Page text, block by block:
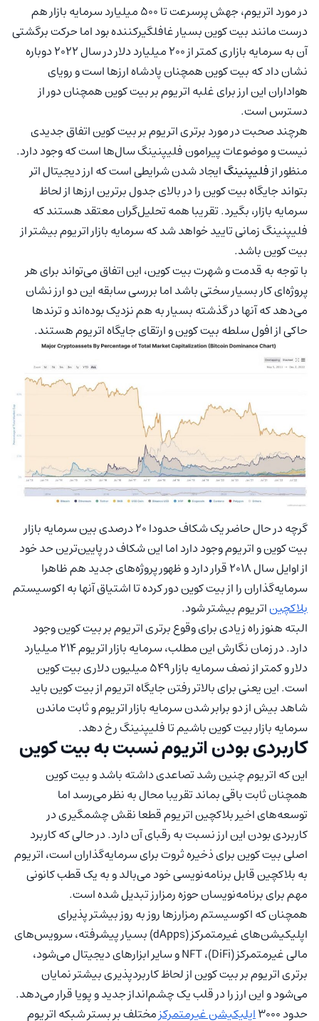
در مورد اتریوم، جهش پرسرعت تا ۵۰۰ میلیارد سرمایه بازار هم
درست مانند بیت کوین بسیار غافلگیرکننده بود اما حرکت برگشتی
آن به سرمایه بازاری کمتر از ۲۰۰ میلیارد دلار در سال ۲۰۲۲ دوباره
نشان داد که بیت کوین همچنان پادشاه ارزها است و رویای
هواداران این ارز برای غلبه اتریوم بر بیت کوین همچنان دور از
دسترس است.
هرچند صحبت در مورد برتری اتریوم بر بیت کوین اتفاق جدیدی
نیست و موضوعات پیرامون فلیپنینگ سال‌ها است که وجود دارد.
منظور ازفلیپنینگایجاد شدن شرایطی است که ارز دیجیتال اتر
بتواند جایگاه بیت کوین را در بالای جدول برترین ارزها از لحاظ
سرمایه بازار، بگیرد. تقریبا همه تحلیل‌گران معتقد هستند که
فلیپنینگ زمانی تایید خواهد شد که سرمایه بازار اتریوم بیشتر از
بیت کوین باشد.
با توجه به قدمت و شهرت بیت کوین، این اتفاق می‌تواند برای هر
پروژه‌ای کار بسیار سختی باشد اما بررسی سابقه این دو ارز نشان
می‌دهد که آنها در گذشته بسیار به هم نزدیک بوده‌اند و ترندها
حاکی از افول سلطه بیت کوین و ارتقای جایگاه اتریوم هستند.
گرچه در حال حاضر یک شکاف حدودا ۲۰ درصدی بین سرمایه بازار
بیت کوین و اتریوم وجود دارد اما این شکاف در پایین‌‌ترین حد خود
از اوایل سال ۲۰۱۸ قرار دارد و ظهور پروژه‌های جدید هم ظاهرا
سرمایه‌گذاران را از بیت کوین دور کرده تا اشتیاق آنها به اکوسیستم
بلاکچیناتریوم بیشتر شود.
البته هنوز راه زیادی برای وقوع برتری اتریوم بر بیت کوین وجود
دارد. در زمان نگارش این مطلب، سرمایه بازار اتریوم ۲۱۴ میلیارد
دلار و کمتر از نصف سرمایه بازار ۵۴۹ میلیون دلاری بیت کوین
است. این یعنی برای بالاتر رفتن جایگاه اتریوم از بیت کوین باید
شاهد بیش از دو برابر شدن سرمایه بازار اتریوم و ثابت ماندن
سرمایه بازار بیت کوین باشیم تا فلیپنینگ رخ دهد.
کاربردی بودن اتریوم نسبت به بیت کوین
این که اتریوم چنین رشد تصاعدی داشته باشد و بیت کوین
همچنان ثابت باقی بماند تقریبا محال به نظر می‌رسد اما
توسعه‌های اخیر بلاکچین اتریوم قطعا نقش چشمگیری در
کاربردی بودن این ارز نسبت به رقبای آن دارد. در حالی که کاربرد
اصلی بیت کوین برای ذخیره ثروت برای سرمایه‌گذاران است، اتریوم
به بلاکچین قابل برنامه‌نویسی خود می‌بالد و به یک قطب کانونی
مهم برای برنامه‌نویسان حوزه رمزارز تبدیل شده است.
همچنان که اکوسیستم رمزارزها روز به روز بیشتر پذیرای
اپلیکیشن‌های غیرمتمرکز (dApps) بسیار پیشرفته، سرویس‌های
مالی غیرمتمرکز (DiFi)، NFT و سایر ابزارهای دیجیتال می‌شود،
برتری اتریوم بر بیت کوین از لحاظ کاربردپذیری بیشتر نمایان
می‌شود و این ارز را در قلب یک چشم‌انداز جدید و پویا قرار می‌دهد.
حدود ۳۰۰۰
اپلیکیشن غیرمتمرکزمختلف بر بستر شبکه اتریوم